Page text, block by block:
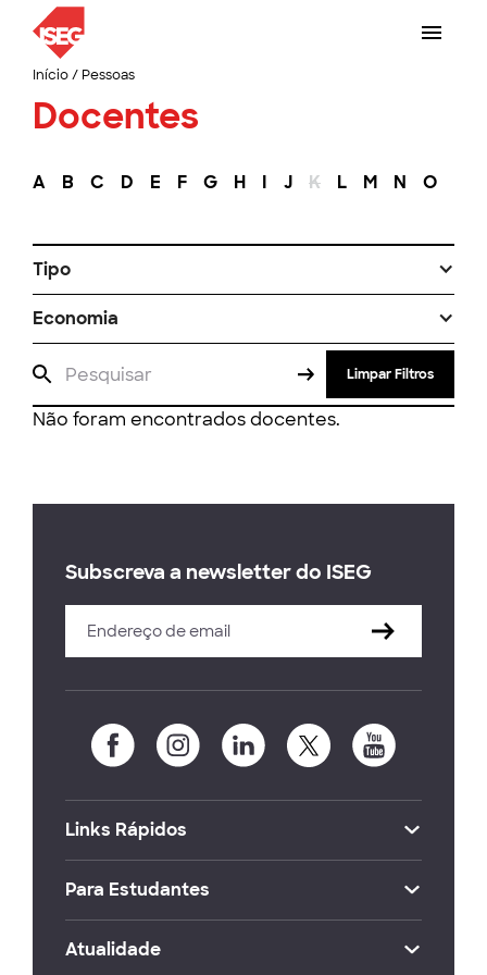
Início/ Pessoas
Docentes
A B C D E F G H I J K L M N O
Tipo
Economia
Limpar Filtros
Não foram encontrados docentes.
Subscreva a newsletter do ISEG
Links Rápidos
Para Estudantes
Atualidade